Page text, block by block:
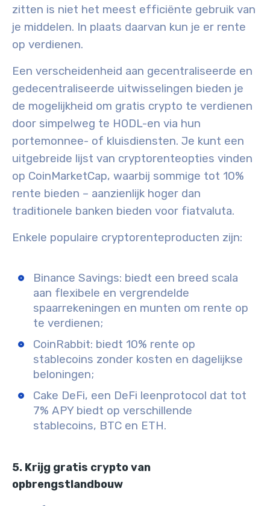
zitten is niet het meest efficiënte gebruik van
je middelen. In plaats daarvan kun je er rente
op verdienen.
Een verscheidenheid aan gecentraliseerde en
gedecentraliseerde uitwisselingen bieden je
de mogelijkheid om gratis crypto te verdienen
door simpelweg te HODL-en via hun
portemonnee- of kluisdiensten. Je kunt een
uitgebreide lijst van cryptorenteopties vinden
op CoinMarketCap, waarbij sommige tot 10%
rente bieden – aanzienlijk hoger dan
traditionele banken bieden voor fiatvaluta.
Enkele populaire cryptorenteproducten zijn:
Binance Savings: biedt een breed scala
aan flexibele en vergrendelde
spaarrekeningen en munten om rente op
te verdienen;
CoinRabbit: biedt 10% rente op
stablecoins zonder kosten en dagelijkse
beloningen;
Cake DeFi, een DeFi leenprotocol dat tot
7% APY biedt op verschillende
stablecoins, BTC en ETH.
5. Krijg gratis crypto van
opbrengstlandbouw